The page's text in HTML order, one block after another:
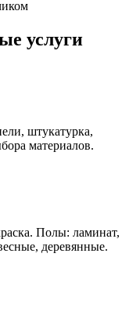
услуги
штукатурка,
материалов.
Полы: ламинат,
деревянные.